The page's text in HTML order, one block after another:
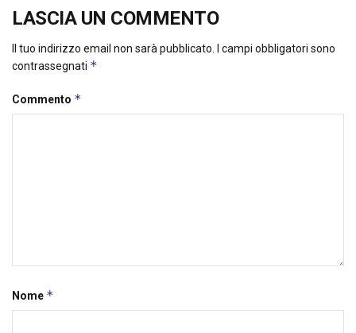
LASCIA UN COMMENTO
Il tuo indirizzo email non sarà pubblicato.
I campi obbligatori sono
contrassegnati *
Commento *
Nome *